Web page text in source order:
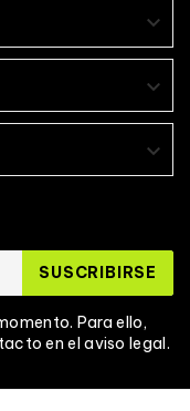



SUSCRIBIRSE
Para ello,
en el aviso legal.